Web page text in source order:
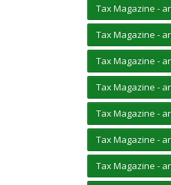
Tax Magazine -
Tax Magazine -
Tax Magazine -
Tax Magazine -
Tax Magazine -
Tax Magazine -
Tax Magazine -